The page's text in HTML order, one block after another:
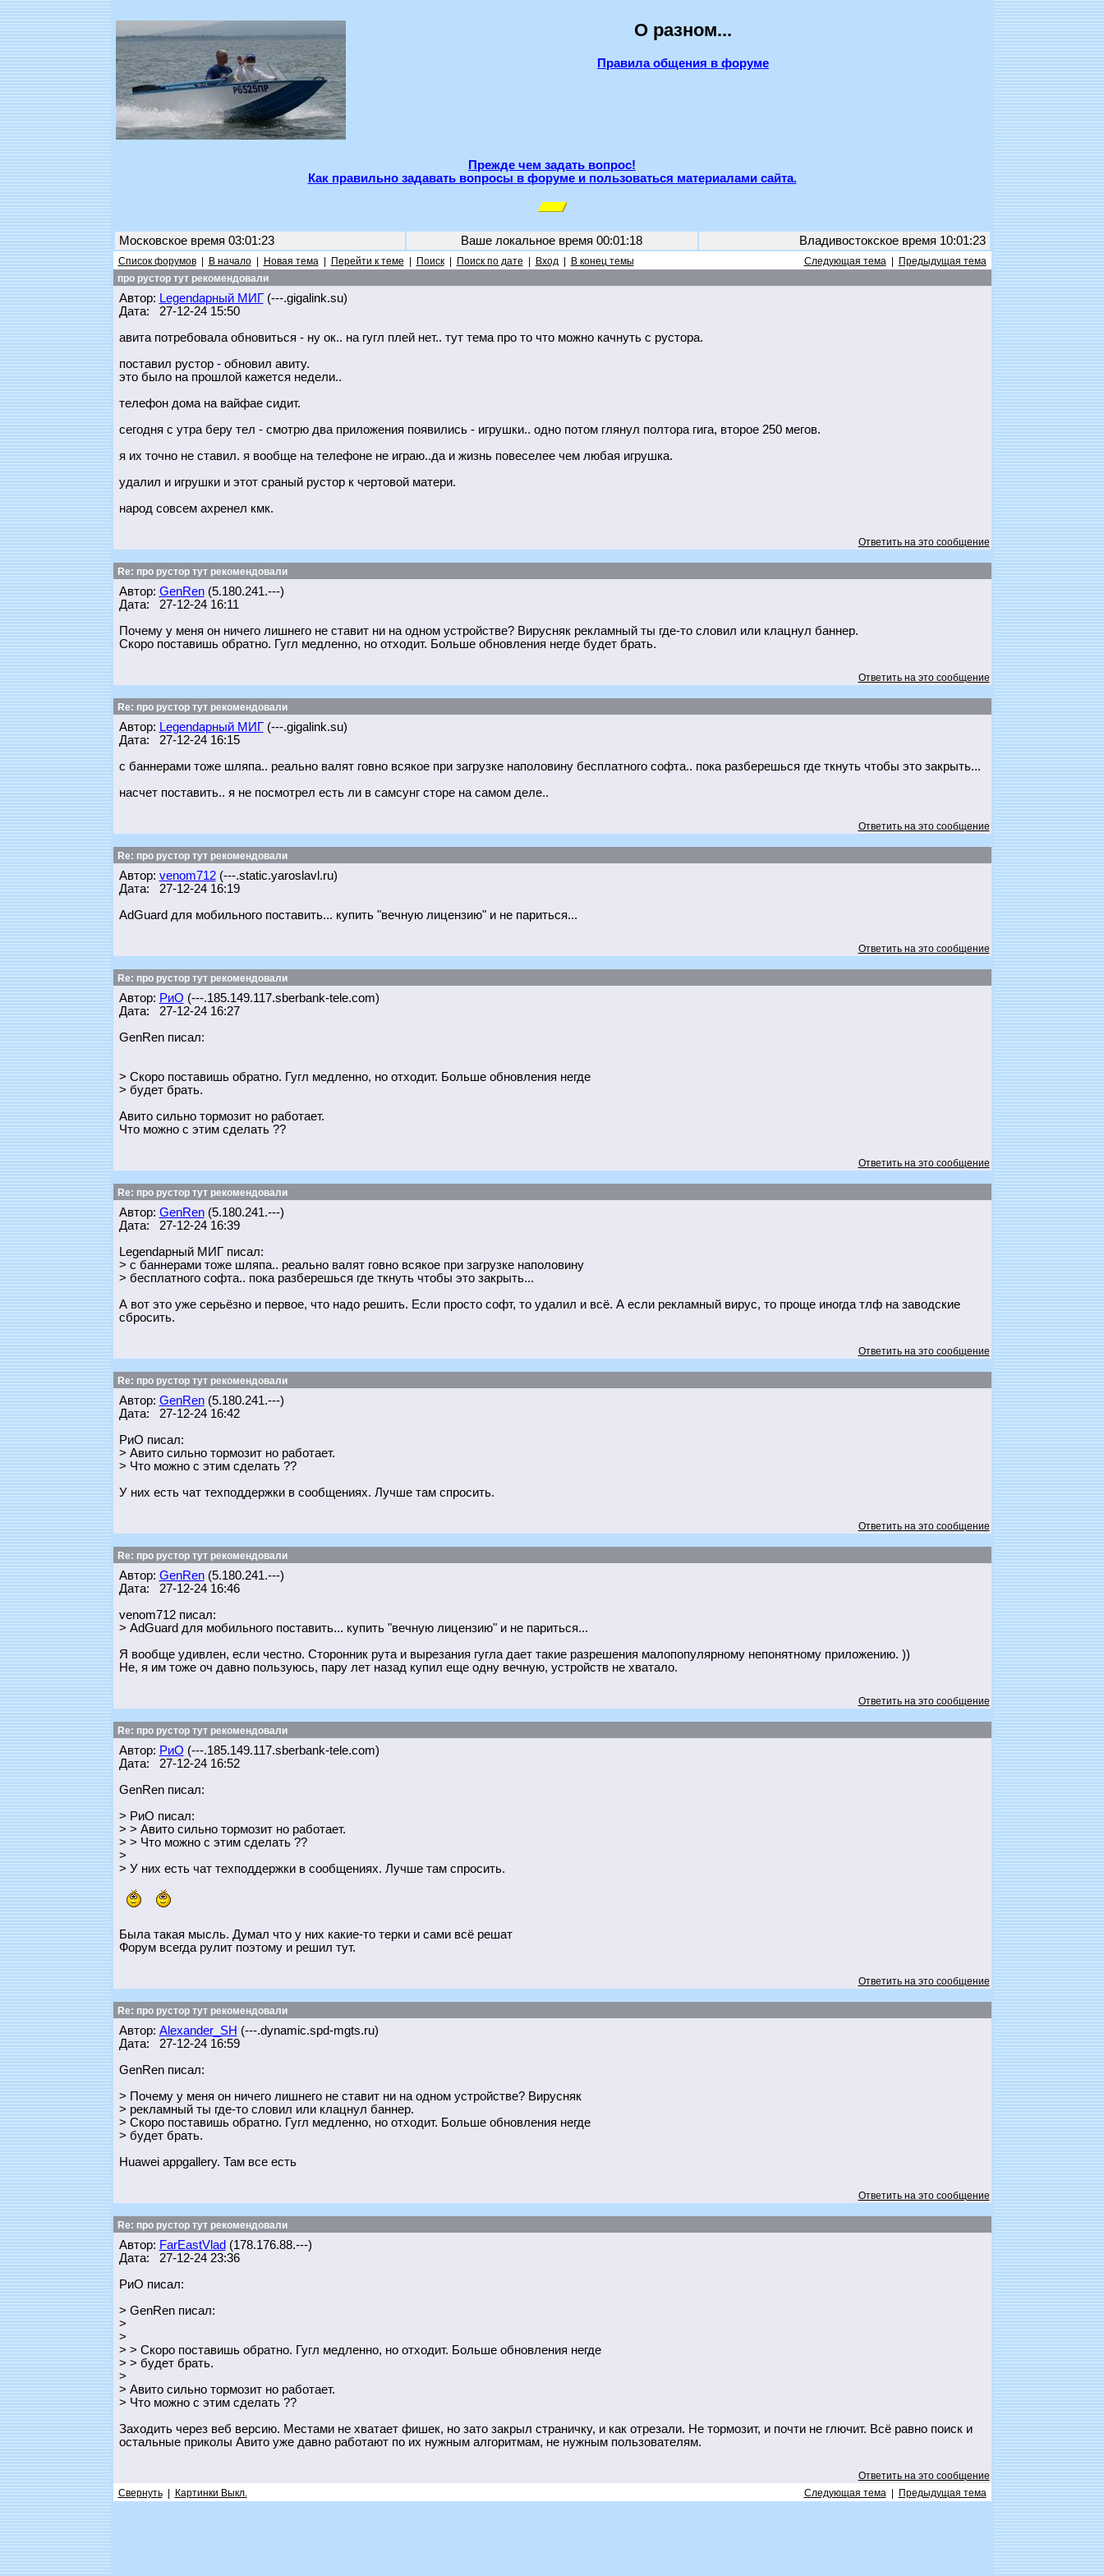
О разном...
Правила общения в форуме
Прежде чем задать вопрос!
Как правильно задавать вопросы в форуме и пользоваться материалами сайта.
Московское время 03:01:23 Ваше локальное время 00:01:18 Владивостокское время 10:01:23
Список форумов| В начало| Новая тема| Перейти к теме Поиск| Поиск по дате Вход| В конец темы Следующая тема|
Предыдущая тема
про рустор тут рекомендовали
Автор: Legendарный МИГ(---.gigalink.su)
Дата: 27-12-24 15:50
авита потребовала обновиться - ну ок.. на гугл плей нет.. тут тема про то что можно качнуть с рустора.
поставил рустор - обновил авиту.
это было на прошлой кажется недели..
телефон дома на вайфае сидит.
сегодня с утра беру тел - смотрю два приложения появились - игрушки.. одно потом глянул полтора гига, второе 250 мегов.
я их точно не ставил. я вообще на телефоне не играю..да и жизнь повеселее чем любая игрушка.
удалил и игрушки и этот сраный рустор к чертовой матери.
народ совсем ахренел кмк.
Ответить на это сообщение
Re: про рустор тут рекомендовали
Автор: GenRen(5.180.241.---)
Дата: 27-12-24 16:11
Почему у меня он ничего лишнего не ставит ни на одном устройстве? Вирусняк рекламный ты где-то словил или клацнул баннер.
Скоро поставишь обратно. Гугл медленно, но отходит. Больше обновления негде будет брать.
Ответить на это сообщение
Re: про рустор тут рекомендовали
Автор: Legendарный МИГ(---.gigalink.su)
Дата: 27-12-24 16:15
с баннерами тоже шляпа.. реально валят говно всякое при загрузке наполовину бесплатного софта.. пока разберешься где ткнуть чтобы это закрыть...
насчет поставить.. я не посмотрел есть ли в самсунг сторе на самом деле..
Ответить на это сообщение
Re: про рустор тут рекомендовали
Автор: venom712(---.static.yaroslavl.ru)
Дата: 27-12-24 16:19
AdGuard для мобильного поставить... купить "вечную лицензию" и не париться...
Ответить на это сообщение
Re: про рустор тут рекомендовали
Автор: РиО (---.185.149.117.sberbank-tele.com)
Дата: 27-12-24 16:27
GenRen писал:
> Скоро поставишь обратно. Гугл медленно, но отходит. Больше обновления негде
> будет брать.
Авито сильно тормозит но работает.
Что можно с этим сделать ??
Ответить на это сообщение
Re: про рустор тут рекомендовали
Автор: GenRen(5.180.241.---)
Дата: 27-12-24 16:39
Legendарный МИГ писал:
> с баннерами тоже шляпа.. реально валят говно всякое при загрузке наполовину
> бесплатного софта.. пока разберешься где ткнуть чтобы это закрыть...
А вот это уже серьёзно и первое, что надо решить. Если просто софт, то удалил и всё. А если рекламный вирус, то проще иногда тлф на заводские
сбросить.
Ответить на это сообщение
Re: про рустор тут рекомендовали
Автор: GenRen(5.180.241.---)
Дата: 27-12-24 16:42
РиО писал:
> Авито сильно тормозит но работает.
> Что можно с этим сделать ??
У них есть чат техподдержки в сообщениях. Лучше там спросить.
Ответить на это сообщение
Re: про рустор тут рекомендовали
Автор: GenRen(5.180.241.---)
Дата: 27-12-24 16:46
venom712 писал:
> AdGuard для мобильного поставить... купить "вечную лицензию" и не париться...
Я вообще удивлен, если честно. Сторонник рута и вырезания гугла дает такие разрешения малопопулярному непонятному приложению. ))
Не, я им тоже оч давно пользуюсь, пару лет назад купил еще одну вечную, устройств не хватало.
Ответить на это сообщение
Re: про рустор тут рекомендовали
Автор: РиО (---.185.149.117.sberbank-tele.com)
Дата: 27-12-24 16:52
GenRen писал:
> РиО писал:
> > Авито сильно тормозит но работает.
> > Что можно с этим сделать ??
>
> У них есть чат техподдержки в сообщениях. Лучше там спросить.
Была такая мысль. Думал что у них какие-то терки и сами всё решат
Форум всегда рулит поэтому и решил тут.
Ответить на это сообщение
Re: про рустор тут рекомендовали
Автор: Alexander_SH (---.dynamic.spd-mgts.ru)
Дата: 27-12-24 16:59
GenRen писал:
> Почему у меня он ничего лишнего не ставит ни на одном устройстве? Вирусняк
> рекламный ты где-то словил или клацнул баннер.
> Скоро поставишь обратно. Гугл медленно, но отходит. Больше обновления негде
> будет брать.
Huawei appgallery. Там все есть
Ответить на это сообщение
Re: про рустор тут рекомендовали
Автор: FarEastVlad (178.176.88.---)
Дата: 27-12-24 23:36
РиО писал:
> GenRen писал:
>
>
> > Скоро поставишь обратно. Гугл медленно, но отходит. Больше обновления негде
> > будет брать.
>
> Авито сильно тормозит но работает.
> Что можно с этим сделать ??
Заходить через веб версию. Местами не хватает фишек, но зато закрыл страничку, и как отрезали. Не тормозит, и почти не глючит. Всё равно поиск и
остальные приколы Авито уже давно работают по их нужным алгоритмам, не нужным пользователям.
Ответить на это сообщение
Свернуть| Картинки Выкл. Следующая тема| Предыдущая тема